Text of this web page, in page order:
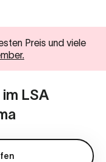
Preis und viele
LSA